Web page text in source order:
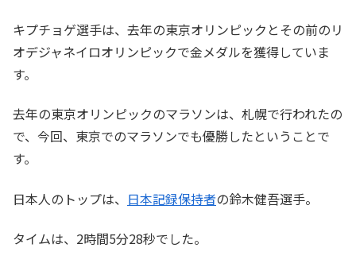
キプチョゲ選手は、去年の東京オリンピックとその前のリ
オデジャネイロオリンピックで金メダルを獲得していま
す。
去年の東京オリンピックのマラソンは、札幌で行われたの
で、今回、東京でのマラソンでも優勝したということで
す。
日本人のトップは、 日本記録保持者の鈴木健吾選手。
タイムは、2時間5分28秒でした。